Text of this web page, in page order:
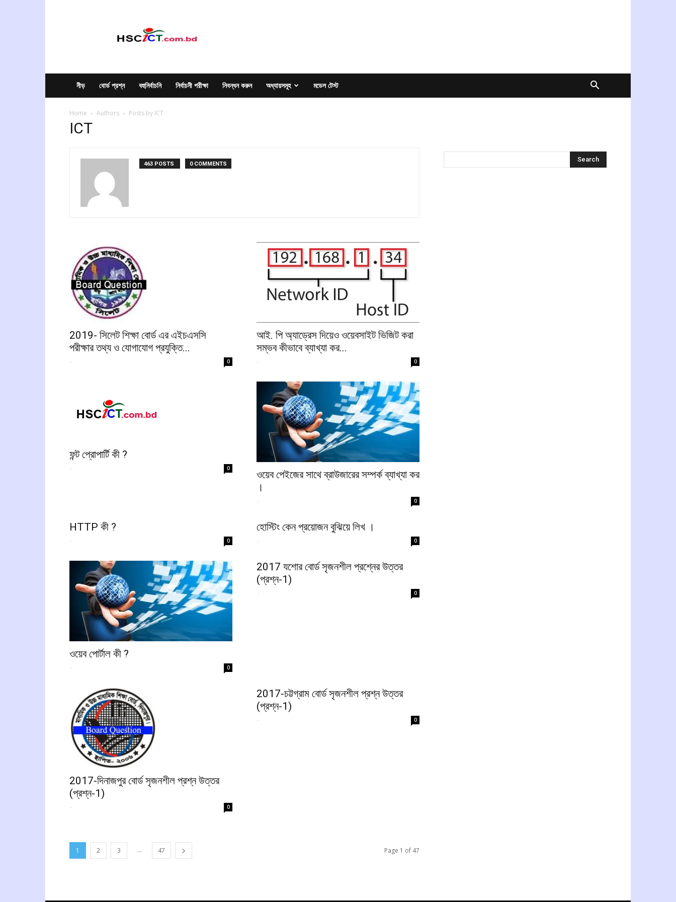
নীড় বোর্ড প্রশ্ন বহুনির্বাচনি নির্বাচনী পরীক্ষা নিবন্ধন করুন অধ্যায়সমূহ মডেল টেস্ট
Home Authors Posts by ICT
ICT
463 POSTS 0 COMMENTS
2019- সিলেট শিক্ষা বোর্ড এর এইচএসসি
পরীক্ষার তথ্য ও যোগাযোগ প্রযুক্তি...
- 0
আই. পি অ্যাড্রেস দিয়েও ওয়েবসাইট ভিজিট করা
সম্ভব কীভাবে ব্যাখ্যা কর...
- 0
ফন্ট প্রোপার্টি কী ?
- 0
ওয়েব পেইজের সাথে ব্রাউজারের সম্পর্ক ব্যাখ্যা কর
।
- 0
HTTP কী ?
- 0
হোস্টিং কেন প্রয়োজন বুঝিয়ে লিখ ।
- 0
ওয়েব পোর্টাল কী ?
- 0
2017 যশোর বোর্ড সৃজনশীল প্রশ্নের উত্তর
(প্রশ্ন-1)
- 0
2017-দিনাজপুর বোর্ড সৃজনশীল প্রশ্ন উত্তর
(প্রশ্ন-1)
- 0
2017-চট্টগ্রাম বোর্ড সৃজনশীল প্রশ্ন উত্তর
(প্রশ্ন-1)
- 0
1 2 3 ... 47 Page 1 of 47